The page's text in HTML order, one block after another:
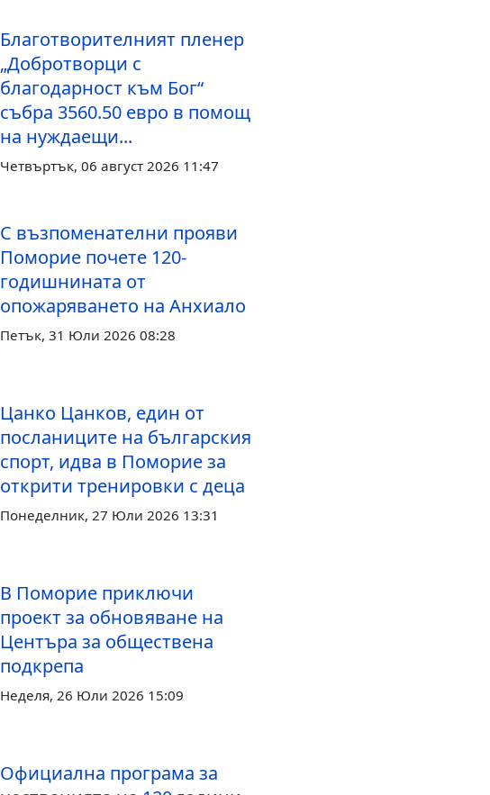
Благотворителният пленер
„Добротворци с
благодарност към Бог“
събра 3560.50 евро в помощ
на нуждаещи...
Четвъртък, 06 август 2026 11:47
С възпоменателни прояви
Поморие почете 120-
годишнината от
опожаряването на Анхиало
Петък, 31 Юли 2026 08:28
Цанко Цанков, един от
посланиците на българския
спорт, идва в Поморие за
открити тренировки с деца
Понеделник, 27 Юли 2026 13:31
В Поморие приключи
проект за обновяване на
Центъра за обществена
подкрепа
Неделя, 26 Юли 2026 15:09
Официална програма за